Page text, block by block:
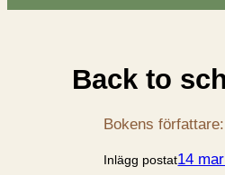
Back to
Bokens
Inlägg postat14